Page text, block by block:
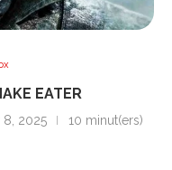
EATER
2025
10 minut(ers)